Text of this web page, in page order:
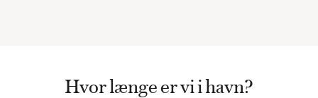
Hvor længe er vi i havn?